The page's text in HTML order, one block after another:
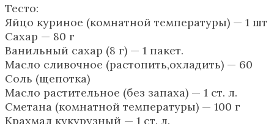
Тесто:
Яйцо куриное (комнатной температуры) — 1 шт
Сахар — 80 г
Ванильный сахар (8 г) — 1 пакет.
Масло сливочное (растопить,охладить) — 60
Соль (щепотка)
Масло растительное (без запаха) — 1 ст. л.
Сметана (комнатной температуры) — 100 г
Крахмал кукурузный — 1 ст. л.